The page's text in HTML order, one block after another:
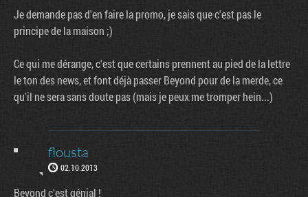
Je demande pas d'en faire la promo, je sais que c'est pas le
principe de la maison ;)
Ce qui me dérange, c'est que certains prennent au pied de la lettre
le ton des news, et font déjà passer Beyond pour de la merde, ce
qu'il ne sera sans doute pas (mais je peux me tromper hein...)
flousta
02.10.2013
Beyond c'est génial !